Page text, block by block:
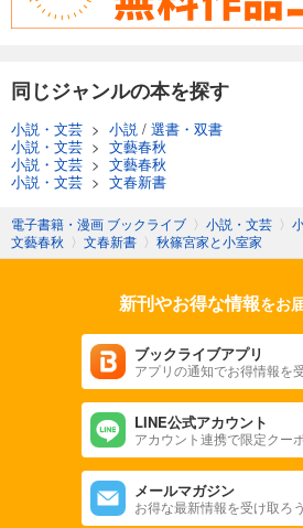
同じジャンルの本を探す
小説・文芸 > 小説 / 選書・双書
小説・文芸 > 文藝春秋
小説・文芸 > 文藝春秋
小説・文芸 > 文春新書
電子書籍・漫画 ブックライブ 〉 小説・文芸 〉
文藝春秋 〉 文春新書 〉 秋篠宮家と小室家
新刊やお得な情報をお
ブックライブアプリ
アプリの通知でお得情報を
LINE公式アカウント
アカウント連携で限定クー
メールマガジン
お得な最新情報を受け取ろ